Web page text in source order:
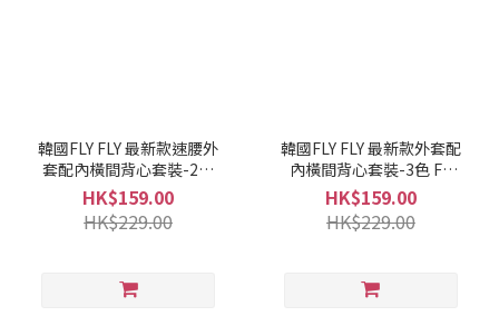
韓國FLY FLY 最新款速腰外
套配內橫間背心套裝-2色
FF 36888
HK$159.00
HK$229.00
韓國FLY FLY 最新款外套配
內橫間背心套裝-3色 FF
36887
HK$159.00
HK$229.00